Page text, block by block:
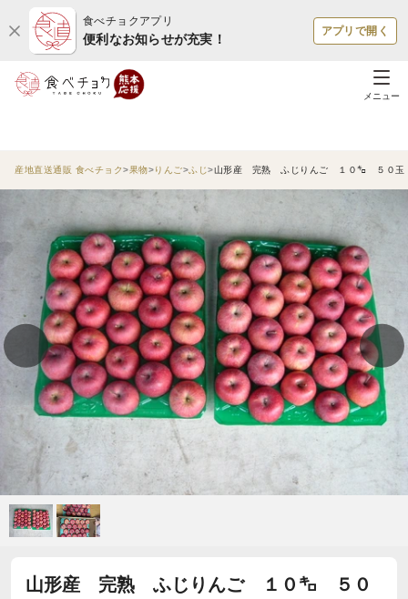
食べチョクアプリ
便利なお知らせが充実！
アプリで開く
メニュー
産地直送通販 食べチョク 果物 りんご ふじ 山形産 完熟 ふじりんご １０㌔ ５０玉
山形産 完熟 ふじりんご １０㌔ ５０